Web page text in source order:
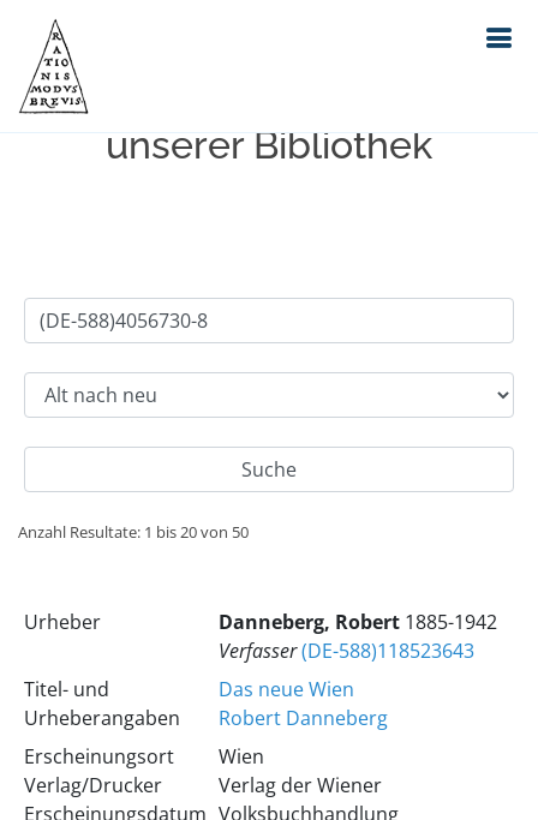
Einfache Suche im Bestand
unserer Bibliothek
Anzahl Resultate: 1 bis 20 von 50
Urheber Danneberg, Robert 1885-1942
Verfasser(DE-588)118523643
Titel- und
Urheberangaben
Das neue Wien
Robert Danneberg
Erscheinungsort
Verlag/Drucker
Erscheinungsdatum
Wien
Verlag der Wiener
Volksbuchhandlung